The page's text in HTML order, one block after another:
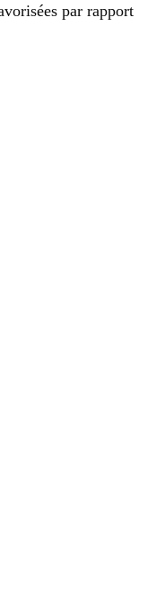
par rapport